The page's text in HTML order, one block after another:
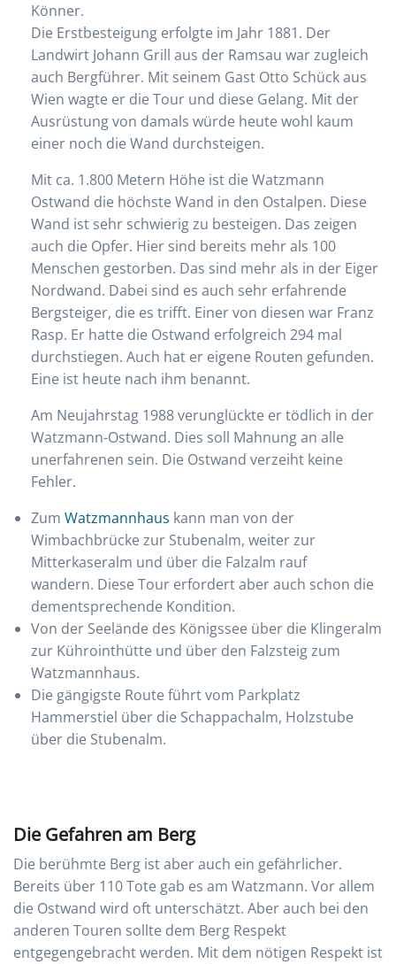
Könner.
Die Erstbesteigung erfolgte im Jahr 1881. Der
Landwirt Johann Grill aus der Ramsau war zugleich
auch Bergführer. Mit seinem Gast Otto Schück aus
Wien wagte er die Tour und diese Gelang. Mit der
Ausrüstung von damals würde heute wohl kaum
einer noch die Wand durchsteigen.
Mit ca. 1.800 Metern Höhe ist die Watzmann
Ostwand die höchste Wand in den Ostalpen. Diese
Wand ist sehr schwierig zu besteigen. Das zeigen
auch die Opfer. Hier sind bereits mehr als 100
Menschen gestorben. Das sind mehr als in der Eiger
Nordwand. Dabei sind es auch sehr erfahrende
Bergsteiger, die es trifft. Einer von diesen war Franz
Rasp. Er hatte die Ostwand erfolgreich 294 mal
durchstiegen. Auch hat er eigene Routen gefunden.
Eine ist heute nach ihm benannt.
Am Neujahrstag 1988 verunglückte er tödlich in der
Watzmann-Ostwand. Dies soll Mahnung an alle
unerfahrenen sein. Die Ostwand verzeiht keine
Fehler.
Zum Watzmannhaus kann man von der
Wimbachbrücke zur Stubenalm, weiter zur
Mitterkaseralm und über die Falzalm rauf
wandern. Diese Tour erfordert aber auch schon die
dementsprechende Kondition.
Von der Seelände des Königssee über die Klingeralm
zur Kührointhütte und über den Falzsteig zum
Watzmannhaus.
Die gängigste Route führt vom Parkplatz
Hammerstiel über die Schappachalm, Holzstube
über die Stubenalm.
Die Gefahren am Berg
Die berühmte Berg ist aber auch ein gefährlicher.
Bereits über 110 Tote gab es am Watzmann. Vor allem
die Ostwand wird oft unterschätzt. Aber auch bei den
anderen Touren sollte dem Berg Respekt
entgegengebracht werden. Mit dem nötigen Respekt ist